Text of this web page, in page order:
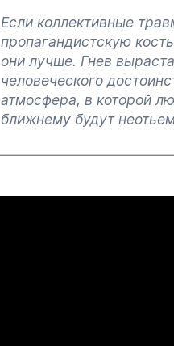
Если коллективные
пропагандистскую
они лучше. Гнев
человеческого
атмосфера, в которой
ближнему будут